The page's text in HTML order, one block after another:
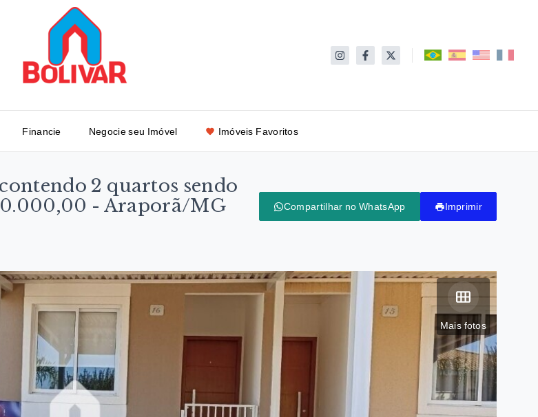
Financie Negocie seu Imóvel Imóveis Favoritos
2 quartos sendo
- Araporã/MG
Compartilhar no WhatsApp Imprimir
Mais fotos